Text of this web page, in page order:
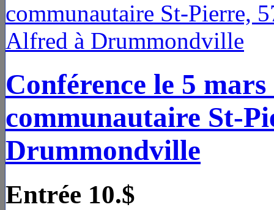
Conférence le 5
communautaire St-
Drummondville
Entrée 10.$